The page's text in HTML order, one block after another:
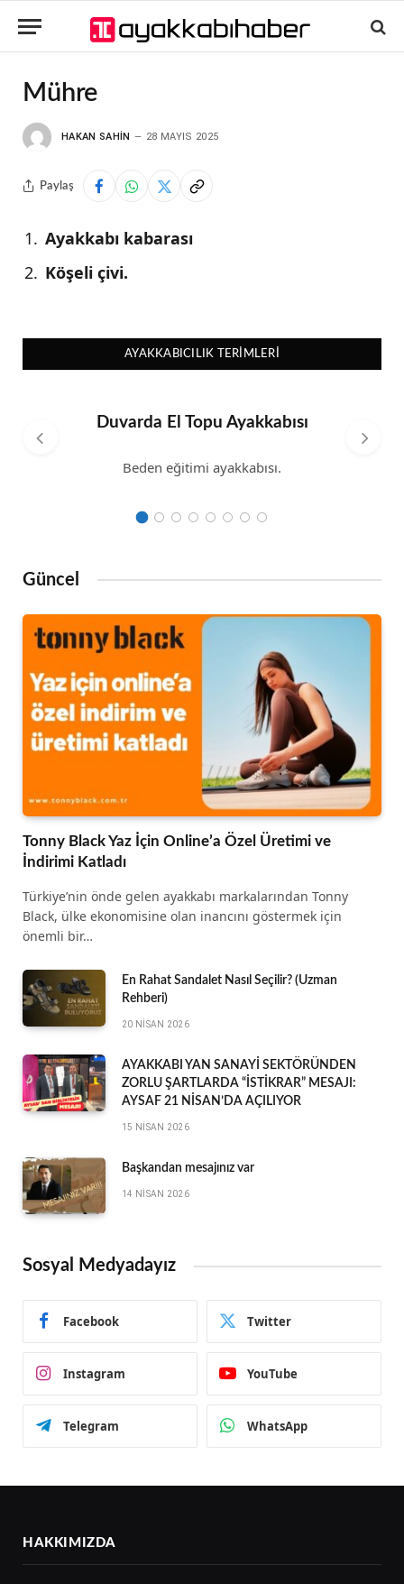
Mühre
HAKAN SAHIN 28 MAYIS 2025
Paylaş
Ayakkabı kabarası
Köşeli çivi.
AYAKKABICILIK TERIMLERI
Duvarda El Topu Ayakkabısı
Beden eğitimi ayakkabısı.
Güncel
Tonny Black Yaz İçin Online’a Özel Üretimi ve
İndirimi Katladı
Türkiye’nin önde gelen ayakkabı markalarından Tonny
Black, ülke ekonomisine olan inancını göstermek için
önemli bir…
En Rahat Sandalet Nasıl Seçilir? (Uzman
Rehberi)
20 NISAN 2026
AYAKKABI YAN SANAYİ SEKTÖRÜNDEN
ZORLU ŞARTLARDA “İSTİKRAR” MESAJI:
AYSAF 21 NİSAN’DA AÇILIYOR
15 NISAN 2026
Başkandan mesajınız var
14 NISAN 2026
Sosyal Medyadayız
Facebook Twitter
Instagram YouTube
Telegram WhatsApp
HAKKIMIZDA